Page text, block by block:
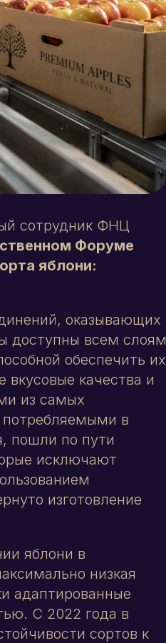
сотрудник ФНЦ
Форуме
яблони:
оказывающих
доступны всем слоям
обеспечить их
качества и
из самых
потребляемыми в
пошли по пути
исключают
изготовление
яблони в
низкая
адаптированные
С 2022 года в
сортов к